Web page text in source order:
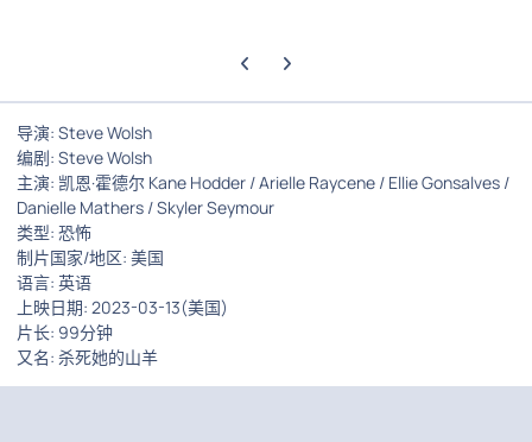
上一张轮播幻灯片
下一张轮播幻灯片
导演: Steve Wolsh
编剧: Steve Wolsh
主演: 凯恩·霍德尔 Kane Hodder / Arielle Raycene / Ellie Gonsalves /
Danielle Mathers / Skyler Seymour
类型: 恐怖
制片国家/地区: 美国
语言: 英语
上映日期: 2023-03-13(美国)
片长: 99分钟
又名: 杀死她的山羊